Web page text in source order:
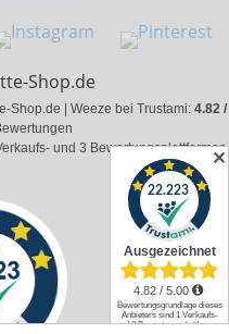
Shop.de
Shop.de | Weeze bei Trustami: 4.82 /
und 3 Bewertungsplattformen
✕